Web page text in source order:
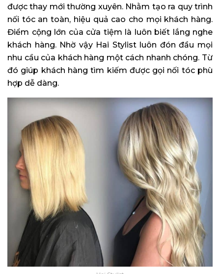
được thay mới thường xuyên. Nhằm tạo ra quy trình
nối tóc an toàn, hiệu quả cao cho mọi khách hàng.
Điểm cộng lớn của cửa tiệm là luôn biết lắng nghe
khách hàng. Nhờ vậy Hai Stylist luôn đón đầu mọi
nhu cầu của khách hàng một cách nhanh chóng. Từ
đó giúp khách hàng tìm kiếm được gọi nối tóc phù
hợp dễ dàng.